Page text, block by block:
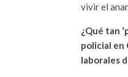
vivir el
¿Qué tan
policial en
laborales